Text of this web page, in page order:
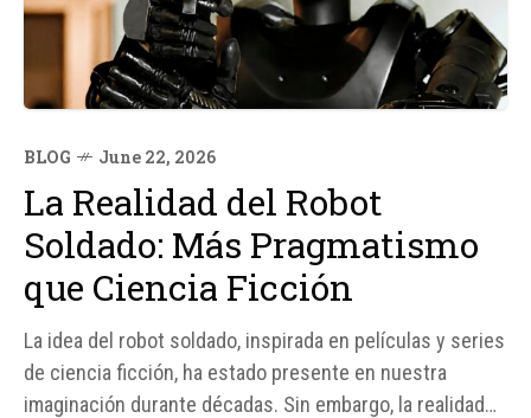
BLOG June 22, 2026
La Realidad del Robot
Soldado: Más Pragmatismo
que Ciencia Ficción
La idea del robot soldado, inspirada en películas y series
de ciencia ficción, ha estado presente en nuestra
imaginación durante décadas. Sin embargo, la realidad